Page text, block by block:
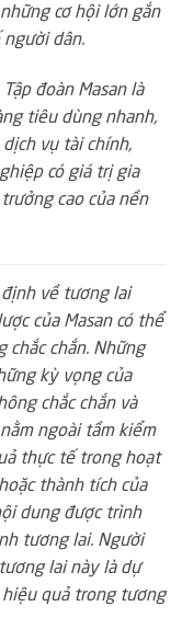
cơ hội lớn gắn
người dân.
đoàn Masan là
tiêu dùng nhanh,
vụ tài chính,
có giá trị gia
cao của nền
định về tương lai
của Masan có thể
chắc chắn. Những
kỳ vọng của
chắc chắn và
ngoài tầm kiểm
thực tế trong hoạt
thành tích của
dung được trình
tương lai. Người
lai này là dự
hiệu quả trong tương